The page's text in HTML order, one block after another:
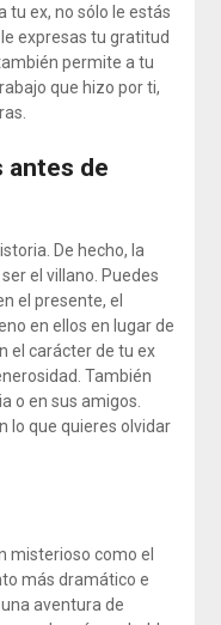
tu ex, no sólo le estás
expresas tu gratitud
permite a tu
que hizo por ti,
antes de
De hecho, la
el villano. Puedes
el presente, el
en ellos en lugar de
el carácter de tu ex
También
o en sus amigos.
lo que quieres olvidar
misterioso como el
más dramático e
aventura de